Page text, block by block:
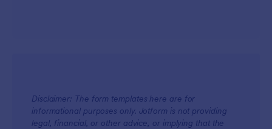
Disclaimer: The form templates here are for
informational purposes only. Jotform is not providing
legal, financial, or other advice, or implying that the